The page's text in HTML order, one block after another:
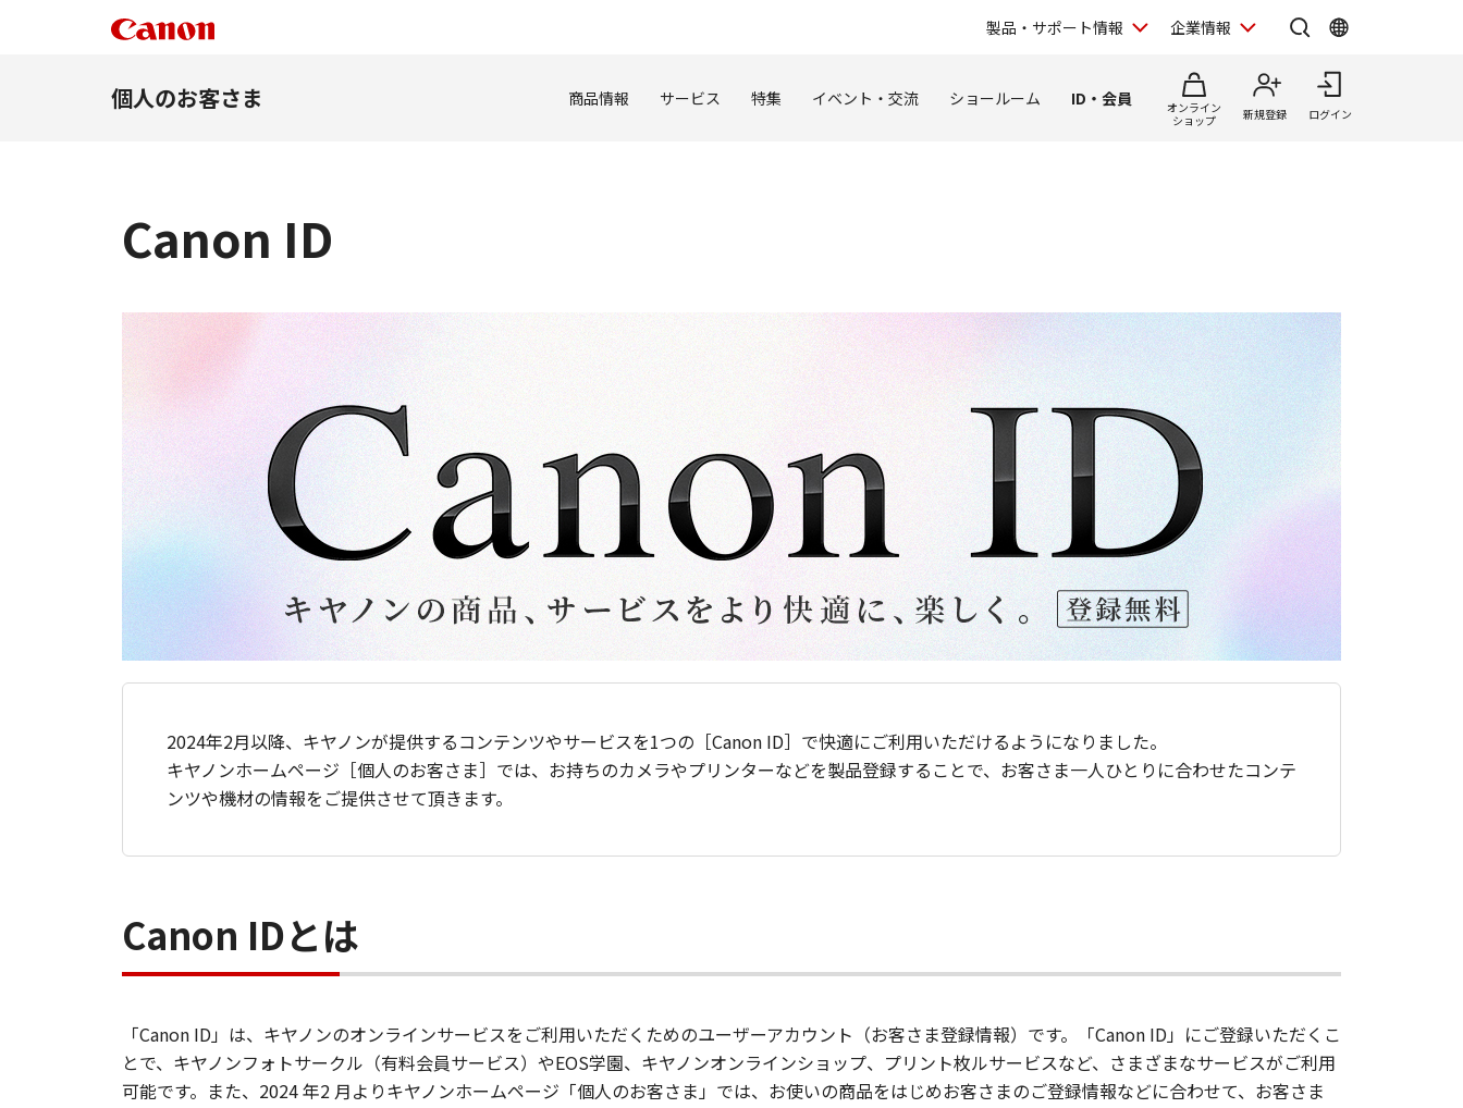
製品・サポート情報 企業情報
個人のお客さま 商品情報 サービス 特集 イベント・交流 ショールーム ID・会員
オンライン
ショップ
新規登録 ログイン
Canon ID
2024年2月以降、キヤノンが提供するコンテンツやサービスを1つの［Canon ID］で快適にご利用いただけるようになりました。
キヤノンホームページ［個人のお客さま］では、お持ちのカメラやプリンターなどを製品登録することで、お客さま一人ひとりに合わせたコンテ
ンツや機材の情報をご提供させて頂きます。
Canon IDとは
「Canon ID」は、キヤノンのオンラインサービスをご利用いただくためのユーザーアカウント（お客さま登録情報）です。「Canon ID」にご登録いただくこ
とで、キヤノンフォトサークル（有料会員サービス）やEOS学園、キヤノンオンラインショップ、プリント枚ルサービスなど、さまざまなサービスがご利用
可能です。また、2024 年2 月よりキヤノンホームページ「個人のお客さま」では、お使いの商品をはじめお客さまのご登録情報などに合わせて、お客さま